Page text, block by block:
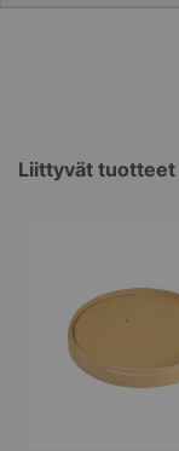
Liittyvät tuotteet